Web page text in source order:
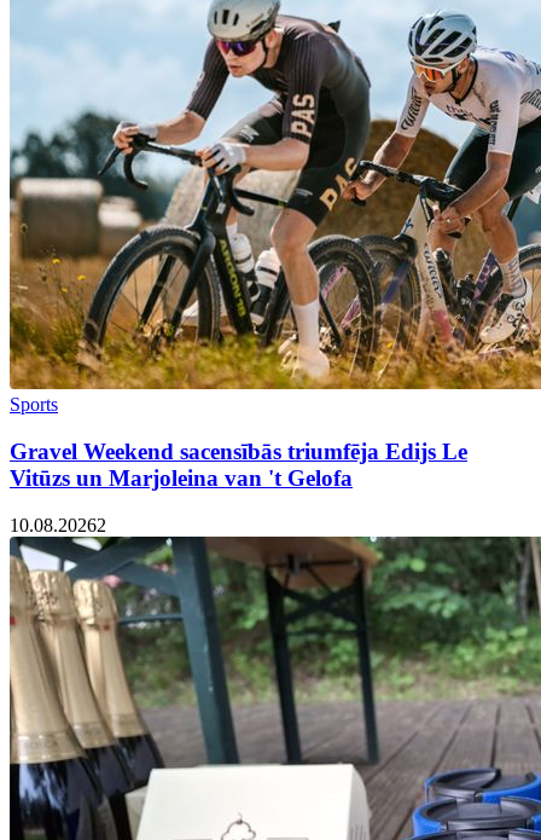
Sports
Gravel Weekend sacensībās triumfēja Edijs Le
Vitūzs un Marjoleina van 't Gelofa
10.08.20262